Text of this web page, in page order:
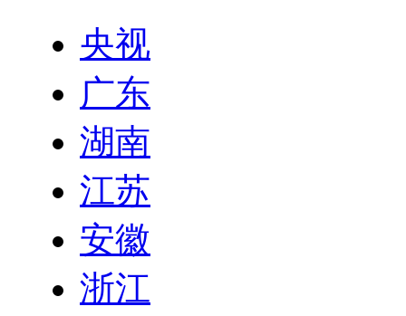
央视
广东
湖南
江苏
安徽
浙江